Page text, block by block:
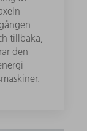
tillbaka,
den